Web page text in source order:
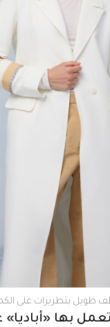
طويل بتطريزات على
بها